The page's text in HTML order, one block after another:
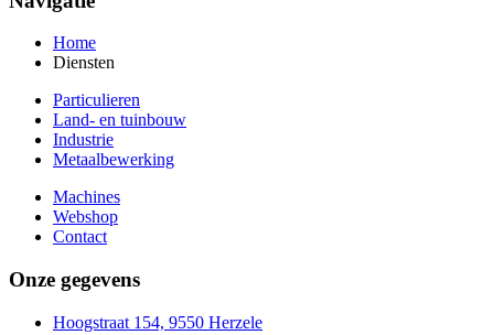
Home
Diensten
Particulieren
Land- en tuinbouw
Industrie
Metaalbewerking
Machines
Webshop
Contact
Onze gegevens
Hoogstraat 154, 9550 Herzele